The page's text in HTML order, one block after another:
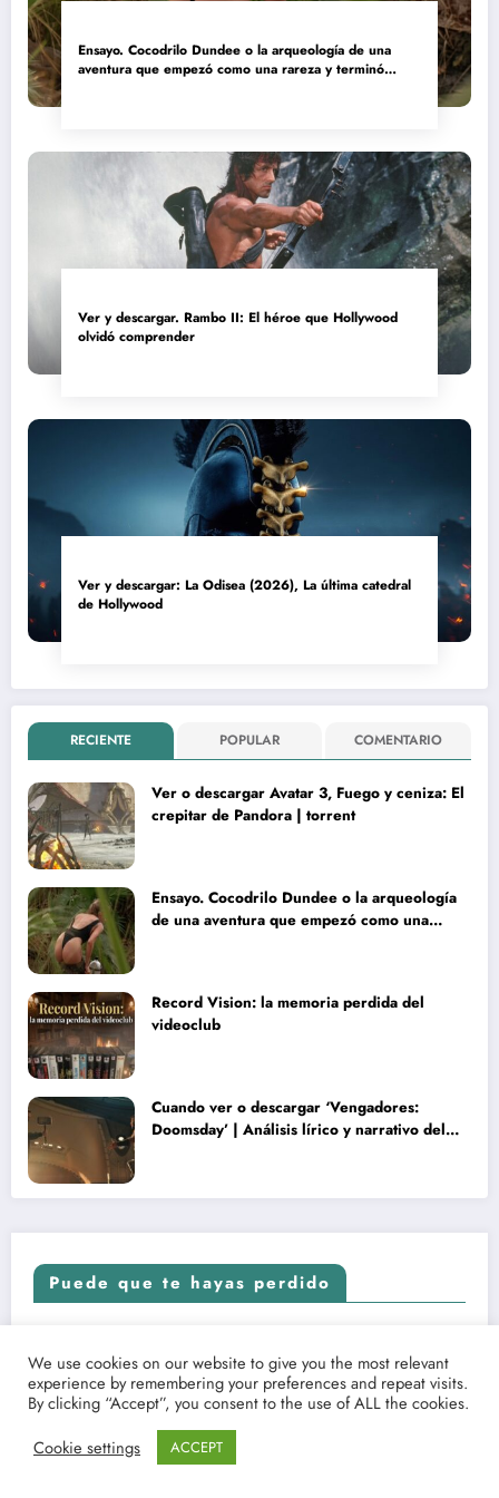
Ensayo. Cocodrilo Dundee o la arqueología de una
aventura que empezó como una rareza y terminó
Ver y descargar. Rambo II: El héroe que Hollywood
olvidó comprender
Ver y descargar: La Odisea (2026), La última catedral
de Hollywood
RECIENTE POPULAR COMENTARIO
Ver o descargar Avatar 3, Fuego y ceniza: El
crepitar de Pandora | torrent
Ensayo. Cocodrilo Dundee o la arqueología
de una aventura que empezó como una
Record Vision: la memoria perdida del
videoclub
Cuando ver o descargar ‘Vengadores:
Doomsday’ | Análisis lírico y narrativo del
Puede que te hayas perdido
We use cookies on our website to give you the most relevant
experience by remembering your preferences and repeat visits.
By clicking “Accept”, you consent to the use of ALL the cookies.
Cookie settings
ACCEPT